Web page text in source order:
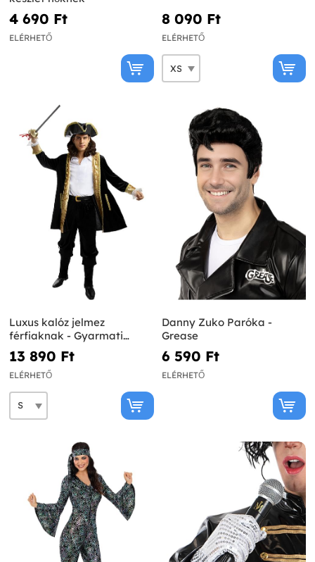
4 690 Ft‎
ELÉRHETŐ
8 090 Ft‎
ELÉRHETŐ
Luxus kalóz jelmez
férfiaknak - Gyarmati
Kollekció
13 890 Ft‎
ELÉRHETŐ
Danny Zuko Paróka -
Grease
6 590 Ft‎
ELÉRHETŐ